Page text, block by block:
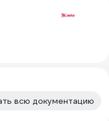
всю документацию